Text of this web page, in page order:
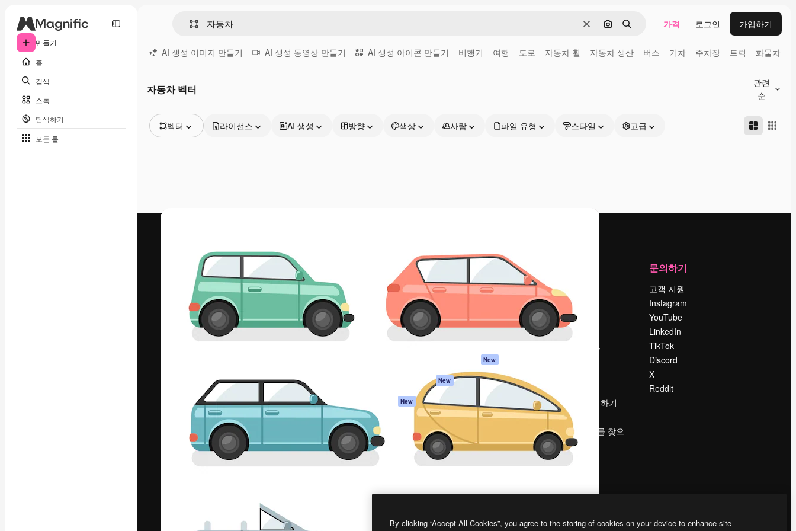
만들기
홈
검색
스톡
탐색하기
모든 툴
지우기이미지로 검색
검색 가격 로그인 가입하기
AI 생성 이미지 만들기 AI 생성 동영상 만들기 AI 생성 아이콘 만들기 비행기 여행 도로 자동차 휠 자동차 생산 버스 기차 주차장 트럭 화물차
자동차 벡터
관련
순
벡터
동영상
라이선스 AI 생성 방향 색상 사람 파일 유형 스타일 고급
최고의 결과물을 이끌어내는 크리에이티브
플랫폼. 크리에이터, 엔터프라이즈, 에이전시,
스튜디오를 아우르는 100만 명 이상의 구독
자.
한국어
프로덕트
Spaces
AI 어시스턴트
AI 이미지 생성기
AI 동영상 생성기
New
New
API
모바일 앱
모든 Magnific 툴
시작하기
Academy
지원
이용 약관
New
쿠키 정책
Trust Center
제휴 파트너
비지니스
가격
회사 소개
Reviews
채용 정보
검색 트렌드
콘텐츠 판매하기
프레스룸
magnific.ai를 찾으
시나요?
문의하기
고객 지원
Instagram
YouTube
LinkedIn
TikTok
Discord
X
Reddit
By clicking “Accept All Cookies”, you agree to the storing of cookies on your device to enhance site